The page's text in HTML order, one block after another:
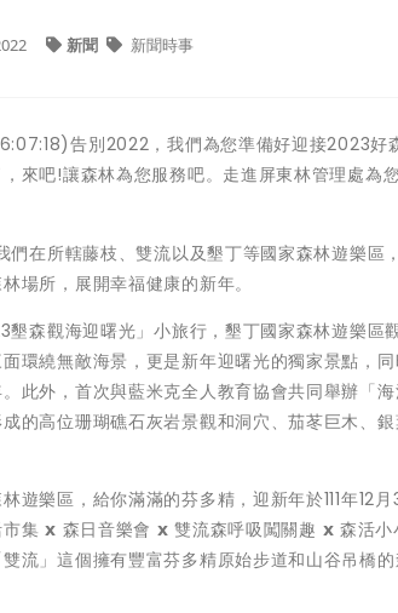
新聞 新聞時事
告別2022，我們為您準備好迎接2023好
來吧!讓森林為您服務吧。走進屏東林管理處為
在所轄藤枝、雙流以及墾丁等國家森林遊樂區
場所，展開幸福健康的新年。
森觀海迎曙光」小旅行，墾丁國家森林遊樂
環繞無敵海景，更是新年迎曙光的獨家景點，
此外，首次與藍米克全人教育協會共同舉辦「
的高位珊瑚礁石灰岩景觀和洞穴、茄苳巨木、
遊樂區，給你滿滿的芬多精，迎新年於111年12
集 𝘅 森日音樂會 𝘅 雙流森呼吸闖關趣 𝘅 森活
流」這個擁有豐富芬多精原始步道和山谷吊橋